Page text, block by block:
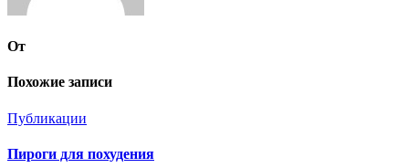
От
Похожие записи
Публикации
Пироги для похудения